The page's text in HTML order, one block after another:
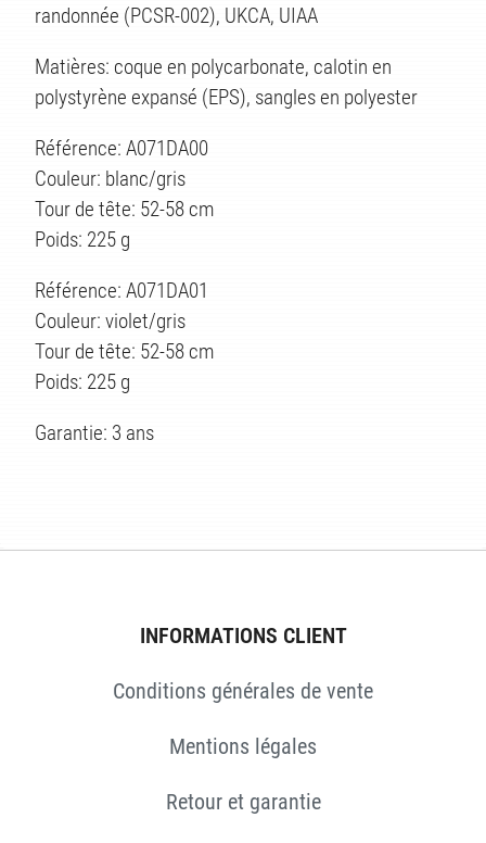
randonnée (PCSR-002), UKCA, UIAA
Matières: coque en polycarbonate, calotin en
polystyrène expansé (EPS), sangles en polyester
Référence: A071DA00
Couleur: blanc/gris
Tour de tête: 52-58 cm
Poids: 225 g
Référence: A071DA01
Couleur: violet/gris
Tour de tête: 52-58 cm
Poids: 225 g
Garantie: 3 ans
INFORMATIONS CLIENT
Conditions générales de vente
Mentions légales
Retour et garantie